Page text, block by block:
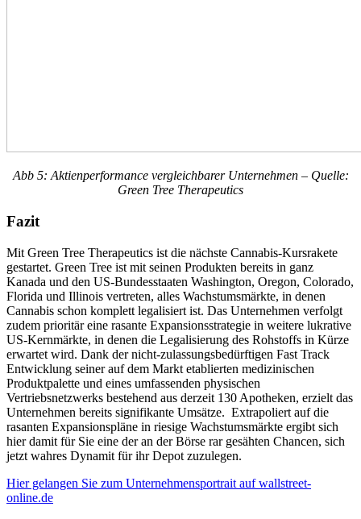
Abb 5: Aktienperformance vergleichbarer Unternehmen – Quelle:
Green Tree Therapeutics
Fazit
Mit Green Tree Therapeutics ist die nächste Cannabis-Kursrakete
gestartet. Green Tree ist mit seinen Produkten bereits in ganz
Kanada und den US-Bundesstaaten Washington, Oregon, Colorado,
Florida und Illinois vertreten, alles Wachstumsmärkte, in denen
Cannabis schon komplett legalisiert ist. Das Unternehmen verfolgt
zudem prioritär eine rasante Expansionsstrategie in weitere lukrative
US-Kernmärkte, in denen die Legalisierung des Rohstoffs in Kürze
erwartet wird. Dank der nicht-zulassungsbedürftigen Fast Track
Entwicklung seiner auf dem Markt etablierten medizinischen
Produktpalette und eines umfassenden physischen
Vertriebsnetzwerks bestehend aus derzeit 130 Apotheken, erzielt das
Unternehmen bereits signifikante Umsätze. Extrapoliert auf die
rasanten Expansionspläne in riesige Wachstumsmärkte ergibt sich
hier damit für Sie eine der an der Börse rar gesähten Chancen, sich
jetzt wahres Dynamit für ihr Depot zuzulegen.
Hier gelangen Sie zum Unternehmensportrait auf wallstreet-
online.de